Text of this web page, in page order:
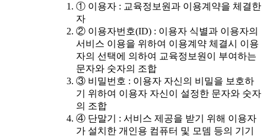
① 이용자 : 교육정보원과 이용계약을 체결한
자
② 이용자번호(ID) : 이용자 식별과 이용자의
서비스 이용을 위하여 이용계약 체결시 이용
자의 선택에 의하여 교육정보원이 부여하는
문자와 숫자의 조합
③ 비밀번호 : 이용자 자신의 비밀을 보호하
기 위하여 이용자 자신이 설정한 문자와 숫자
의 조합
④ 단말기 : 서비스 제공을 받기 위해 이용자
가 설치한 개인용 컴퓨터 및 모뎀 등의 기기